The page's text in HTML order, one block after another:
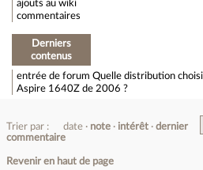
ajouts au wiki
commentaires
Derniers
contenus
entrée de forum Quelle distribution
Aspire 1640Z de 2006 ?
Trier par : date note intérêt
dernier
commentaire
Revenir en haut de page